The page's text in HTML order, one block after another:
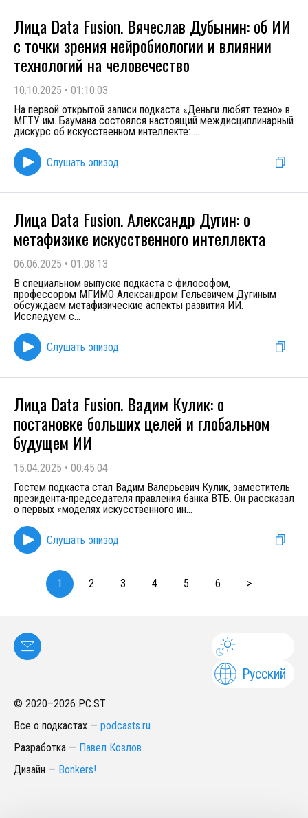
Лица Data Fusion. Вячеслав Дубынин: об ИИ
с точки зрения нейробиологии и влиянии
технологий на человечество
10.10.2025 • 01:10:03
На первой открытой записи подкаста «Деньги любят техно» в
МГТУ им. Баумана состоялся настоящий междисциплинарный
дискурс об искусственном интеллекте: ...
Слушать эпизод
Лица Data Fusion. Александр Дугин: о
метафизике искусственного интеллекта
06.06.2025 • 01:08:13
В специальном выпуске подкаста с философом,
профессором МГИМО Александром Гельевичем Дугиным
обсуждаем метафизические аспекты развития ИИ.
Исследуем с...
Слушать эпизод
Лица Data Fusion. Вадим Кулик: о
постановке больших целей и глобальном
будущем ИИ
15.04.2025 • 00:45:04
Гостем подкаста стал Вадим Валерьевич Кулик, заместитель
президента-председателя правления банка ВТБ. Он рассказал
о первых «моделях искусственного ин...
Слушать эпизод
1 2 3 4 5 6 >
Русский
© 2020–2026 PC.ST
Все о подкастах — podcasts.ru
Разработка — Павел Козлов
Дизайн — Bonkers!